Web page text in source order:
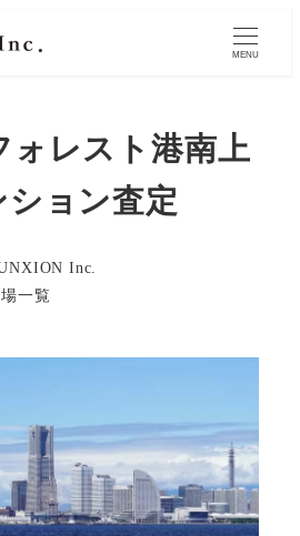
MENU
ォレスト港南上
ョン査定
Inc.
一覧